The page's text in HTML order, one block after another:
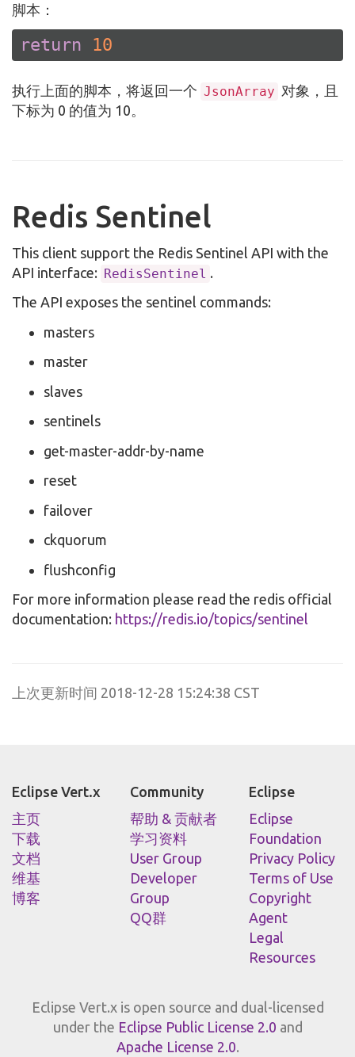
脚本：
return 10
执行上面的脚本，将返回一个 JsonArray 对象，且
下标为 0 的值为 10。
Redis Sentinel
This client support the Redis Sentinel API with the
API interface: RedisSentinel .
The API exposes the sentinel commands:
masters
master
slaves
sentinels
get-master-addr-by-name
reset
failover
ckquorum
flushconfig
For more information please read the redis official
documentation: https://redis.io/topics/sentinel
上次更新时间 2018-12-28 15:24:38 CST
Eclipse Vert.x
主页
下载
文档
维基
博客
Community
帮助 & 贡献者
学习资料
User Group
Developer
Group
QQ群
Eclipse
Eclipse
Foundation
Privacy Policy
Terms of Use
Copyright
Agent
Legal
Resources
Eclipse Vert.x is open source and dual-licensed
under the Eclipse Public License 2.0 and
Apache License 2.0.